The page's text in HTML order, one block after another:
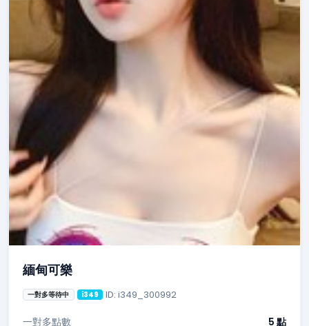
緬甸可樂
一對多等待中 i349 ID: i349_300992
一對多點數
5 點